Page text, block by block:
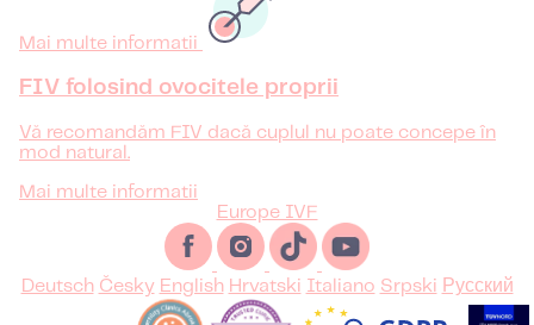
Mai multe informatii
FIV folosind ovocitele proprii
Vă recomandăm FIV dacă cuplul nu poate concepe în
mod natural.
Mai multe informatii
Europe IVF
Deutsch Česky English Hrvatski Italiano Srpski Русский